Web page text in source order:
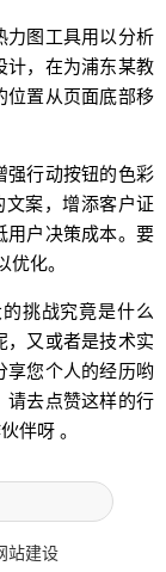
力图工具用以分析
计，在为浦东某教
位置从页面底部移
强行动按钮的色彩
文案，增添客户证
用户决策成本。要
化。
挑战究竟是什么
，又或者是技术实
享您个人的经历哟
请去点赞这样的行
伴呀 。
站建设